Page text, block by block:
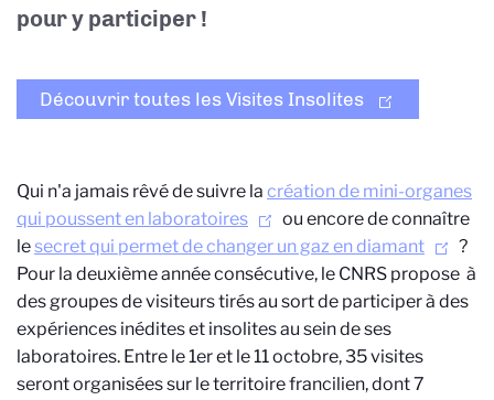
pour y participer !
Découvrir toutes les Visites Insolites
Qui n'a jamais rêvé de suivre la création de mini-organes
qui poussent en laboratoires
ou encore de connaître
lesecret qui permet de changer un gaz en diamant
?
Pour la deuxième année consécutive, le CNRS propose à
des groupes de visiteurs tirés au sort de participer à des
expériences inédites et insolites au sein de ses
laboratoires. Entre le 1er et le 11 octobre, 35 visites
seront organisées sur le territoire francilien, dont 7